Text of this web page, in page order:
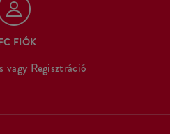
FIÓK
vagy Regisztráció